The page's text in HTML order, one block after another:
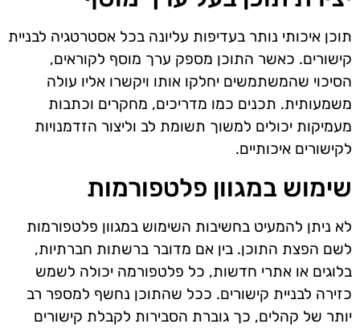
תוכן איכותי נותר בעדיפות עליונה בכל אסטרטגיה לבניית
קישורים. כאשר התוכן מספק ערך מוסף לקוראים,
הסיכוי שהמשתמשים יחלקו אותו ויקשרו אליו עולה
משמעותית. תכנים כמו מדריכים, מחקרים וכתבות
מעמיקות יכולים למשוך תשומת לב וליצור הזדמנויות
לקישורים איכותיים.
שימוש במגוון פלטפורמות
לא ניתן להמעיט בחשיבות השימוש במגוון פלטפורמות
לשם הפצת התוכן. בין אם מדובר ברשתות חברתיות,
בלוגים או אתרי חדשות, כל פלטפורמה יכולה לשמש
כזירה לבניית קישורים. ככל שהתוכן נחשף למספר רב
יותר של קהלים, כך גוברת הסבירות לקבלת קישורים